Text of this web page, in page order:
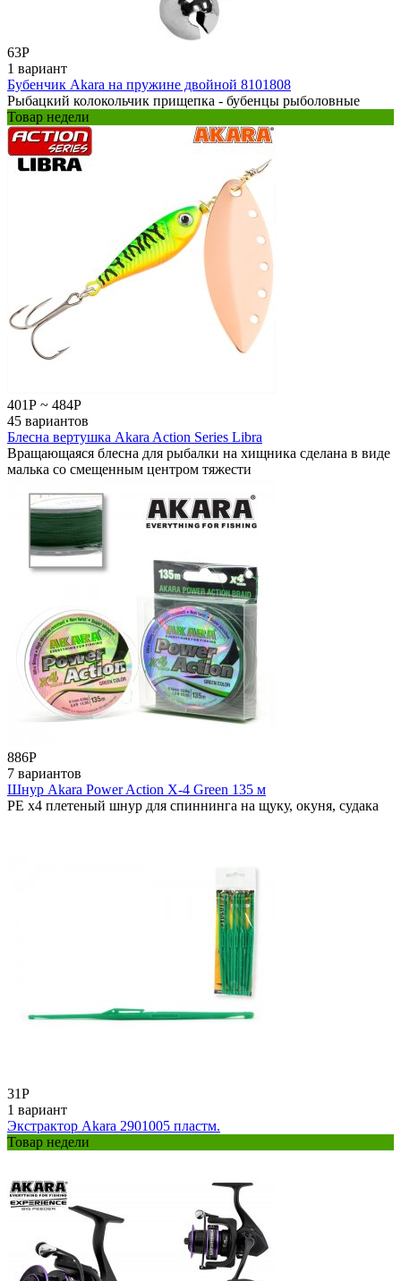
63Р
1 вариант
Бубенчик Akara на пружине двойной 8101808
Рыбацкий колокольчик прищепка - бубенцы рыболовные
Товар недели
401Р ~ 484Р
45 вариантов
Блесна вертушка Akara Action Series Libra
Вращающаяся блесна для рыбалки на хищника сделана в виде
малька со смещенным центром тяжести
886Р
7 вариантов
Шнур Akara Power Action X-4 Green 135 м
РЕ x4 плетеный шнур для спиннинга на щуку, окуня, судака
31Р
1 вариант
Экстрактор Akara 2901005 пластм.
Товар недели